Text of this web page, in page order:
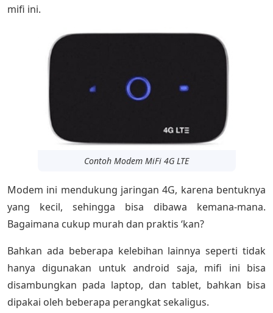
mifi ini.
Contoh Modem MiFi 4G LTE
Modem ini mendukung jaringan 4G, karena bentuknya
yang kecil, sehingga bisa dibawa kemana-mana.
Bagaimana cukup murah dan praktis ‘kan?
Bahkan ada beberapa kelebihan lainnya seperti tidak
hanya digunakan untuk android saja, mifi ini bisa
disambungkan pada laptop, dan tablet, bahkan bisa
dipakai oleh beberapa perangkat sekaligus.